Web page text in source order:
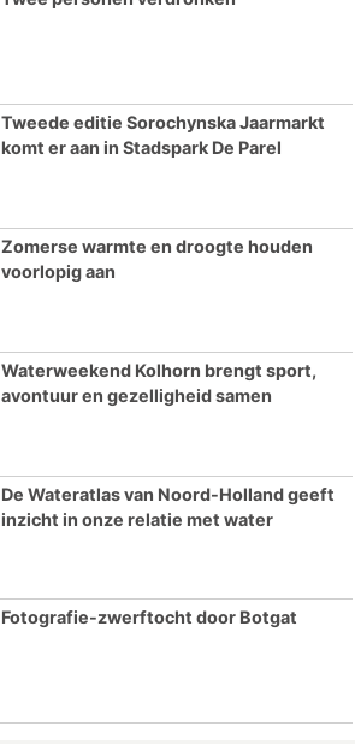
Tweede editie Sorochynska Jaarmarkt
komt er aan in Stadspark De Parel
Zomerse warmte en droogte houden
voorlopig aan
Waterweekend Kolhorn brengt sport,
avontuur en gezelligheid samen
De Wateratlas van Noord-Holland geeft
inzicht in onze relatie met water
Fotografie-zwerftocht door Botgat